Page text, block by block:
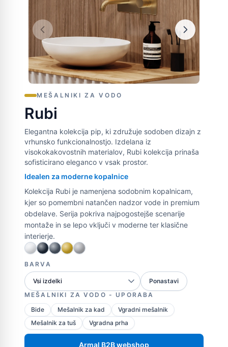
MEŠALNIKI ZA VODO
Rubi
Elegantna kolekcija pip, ki združuje sodoben dizajn z
vrhunsko funkcionalnostjo. Izdelana iz
visokokakovostnih materialov, Rubi kolekcija prinaša
sofisticirano eleganco v vsak prostor.
Idealen za moderne kopalnice
Kolekcija Rubi je namenjena sodobnim kopalnicam,
kjer so pomembni natančen nadzor vode in premium
obdelave. Serija pokriva najpogostejše scenarije
montaže in se lepo vključi v moderne ter klasične
interierje.
BARVA
Ponastavi
MEŠALNIKI ZA VODO - UPORABA
Bide
Mešalnik za kad
Vgradni mešalnik
Mešalnik za tuš
Vgradna prha
Armal B2B webshop